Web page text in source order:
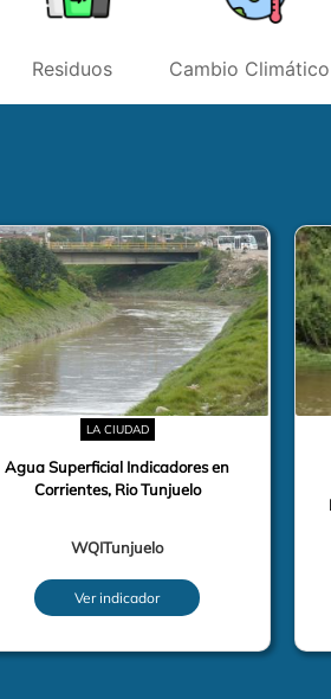
Residuos Cambio Climático
LA CIUDAD
Agua Superficial Indicadores en
Corrientes, Rio Tunjuelo
WQITunjuelo
Ver indicador